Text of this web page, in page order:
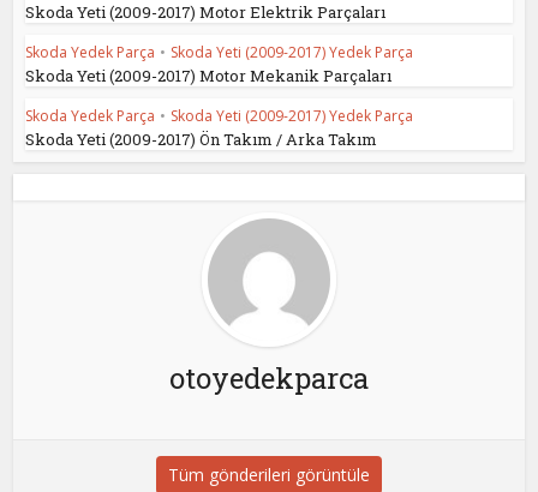
Skoda Yeti (2009-2017) Motor Elektrik Parçaları
Skoda Yedek Parça • Skoda Yeti (2009-2017) Yedek Parça
Skoda Yeti (2009-2017) Motor Mekanik Parçaları
Skoda Yedek Parça • Skoda Yeti (2009-2017) Yedek Parça
Skoda Yeti (2009-2017) Ön Takım / Arka Takım
otoyedekparca
Tüm gönderileri görüntüle